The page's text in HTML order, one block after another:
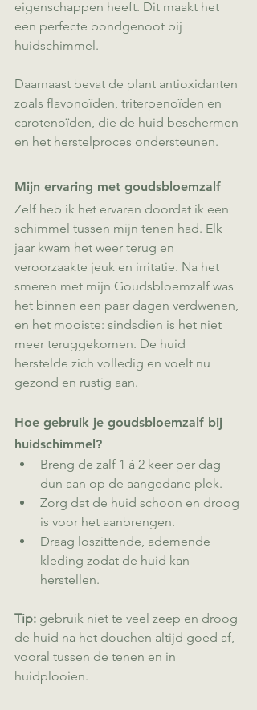
eigenschappen heeft. Dit maakt het
een perfecte bondgenoot bij
huidschimmel.
Daarnaast bevat de plant antioxidanten
zoals flavonoïden, triterpenoïden en
carotenoïden, die de huid beschermen
en het herstelproces ondersteunen.
Mijn ervaring met goudsbloemzalf
Zelf heb ik het ervaren doordat ik een
schimmel tussen mijn tenen had. Elk
jaar kwam het weer terug en
veroorzaakte jeuk en irritatie. Na het
smeren met mijn Goudsbloemzalf was
het binnen een paar dagen verdwenen,
en het mooiste: sindsdien is het niet
meer teruggekomen. De huid
herstelde zich volledig en voelt nu
gezond en rustig aan.
Hoe gebruik je goudsbloemzalf bij
huidschimmel?
Breng de zalf 1 à 2 keer per dag
dun aan op de aangedane plek.
Zorg dat de huid schoon en droog
is voor het aanbrengen.
Draag loszittende, ademende
kleding zodat de huid kan
herstellen.
Tip: gebruik niet te veel zeep en droog
de huid na het douchen altijd goed af,
vooral tussen de tenen en in
huidplooien.